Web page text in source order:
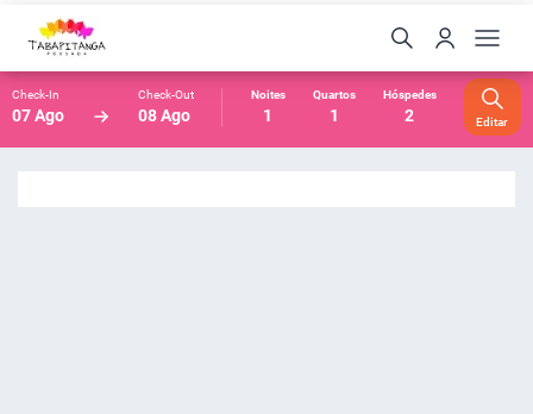
Check-In
07 Ago
Check-Out
08 Ago
Noites
1
Quartos
1
Hóspedes
2 Editar